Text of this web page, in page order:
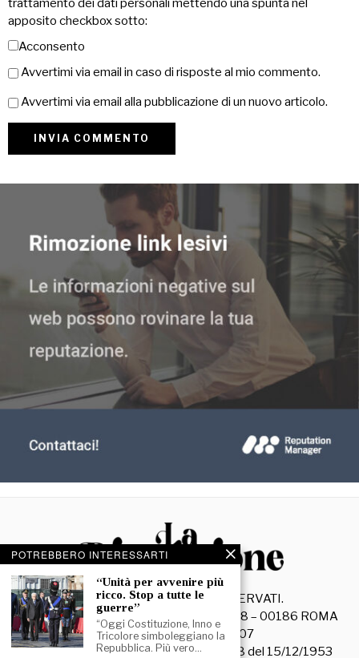
trattamento dei dati personali mettendo una spunta nel
apposito checkbox sotto:
Acconsento
Avvertimi via email in caso di risposte al mio commento.
Avvertimi via email alla pubblicazione di un nuovo articolo.
© 2026- TUTTI I DIRITTI RISERVATI.
La Discussione S.r.l. – Piazza Capranica, 78 – 00186 ROMA
C.F. e P. IVA 15045971007
Registrazione Tribunale di Roma n. 3628 del 15/12/1953
POTREBBERO INTERESSARTI
“Unità per avvenire più
ricco. Stop a tutte le
guerre”
“Oggi Costituzione, Inno e
Tricolore simboleggiano la
Repubblica. Più vero…